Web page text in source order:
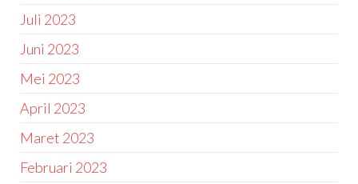
Juli 2023
Juni 2023
Mei 2023
April 2023
Maret 2023
Februari 2023